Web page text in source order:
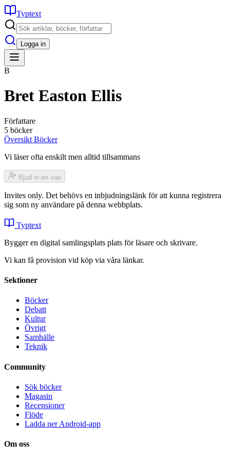
Typtext
Logga in
B
Bret Easton Ellis
Författare
5 böcker
Översikt Böcker
Vi läser ofta enskilt men alltid tillsammans
Bjud in en vän
Invites only. Det behövs en inbjudningslänk för att kunna registrera
sig som ny användare på denna webbplats.
Typtext
Bygger en digital samlingsplats plats för läsare och skrivare.
Vi kan få provision vid köp via våra länkar.
Sektioner
Böcker
Debatt
Kultur
Övrigt
Samhälle
Teknik
Community
Sök böcker
Magasin
Recensioner
Flöde
Ladda ner Android-app
Om oss